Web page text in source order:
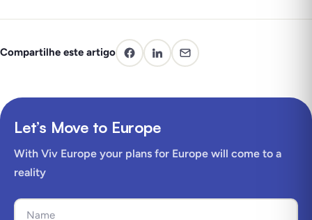
Compartilhe este artigo
Let’s Move to Europe
With Viv Europe your plans for Europe will come to a
reality